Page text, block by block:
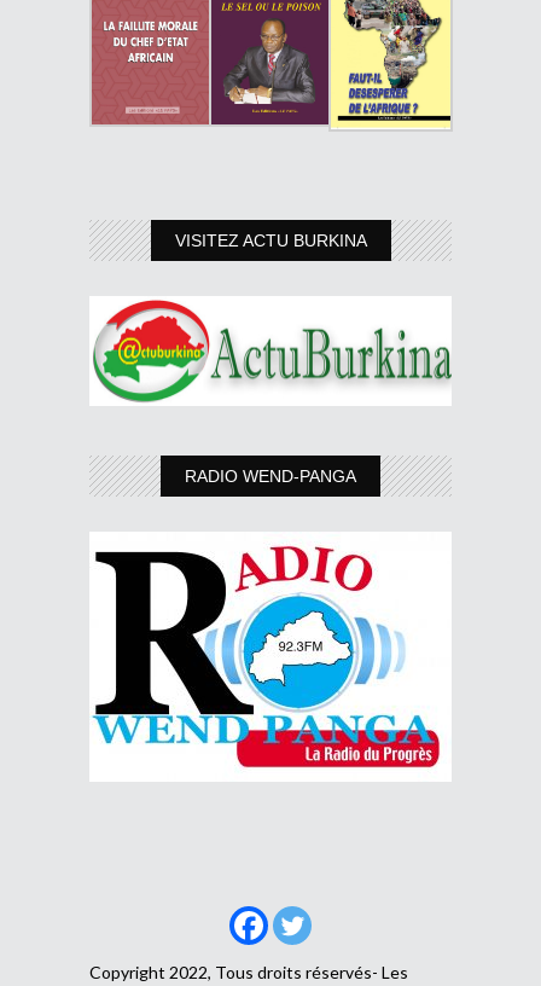
VISITEZ ACTU BURKINA
RADIO WEND-PANGA
Copyright 2022, Tous droits réservés- Les